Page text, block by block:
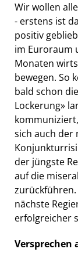
Wir wollen
- erstens ist
positiv
im Euroraum
Monaten
bewegen. So
bald schon
Lockerung»
sich auch der
der jüngste
auf die
nächste
erfolgreicher
Versprechen